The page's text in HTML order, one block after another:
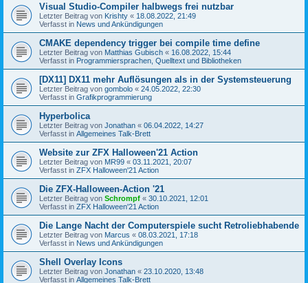
Visual Studio-Compiler halbwegs frei nutzbar
Letzter Beitrag von Krishty « 18.08.2022, 21:49
Verfasst in News und Ankündigungen
CMAKE dependency trigger bei compile time define
Letzter Beitrag von Matthias Gubisch « 16.08.2022, 15:44
Verfasst in Programmiersprachen, Quelltext und Bibliotheken
[DX11] DX11 mehr Auflösungen als in der Systemsteuerung
Letzter Beitrag von gombolo « 24.05.2022, 22:30
Verfasst in Grafikprogrammierung
Hyperbolica
Letzter Beitrag von Jonathan « 06.04.2022, 14:27
Verfasst in Allgemeines Talk-Brett
Website zur ZFX Halloween'21 Action
Letzter Beitrag von MR99 « 03.11.2021, 20:07
Verfasst in ZFX Halloween'21 Action
Die ZFX-Halloween-Action '21
Letzter Beitrag von Schrompf « 30.10.2021, 12:01
Verfasst in ZFX Halloween'21 Action
Die Lange Nacht der Computerspiele sucht Retroliebhabende
Letzter Beitrag von Marcus « 08.03.2021, 17:18
Verfasst in News und Ankündigungen
Shell Overlay Icons
Letzter Beitrag von Jonathan « 23.10.2020, 13:48
Verfasst in Allgemeines Talk-Brett